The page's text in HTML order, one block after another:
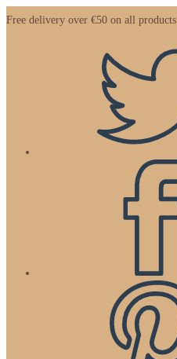
Inhalt
Free delivery over €50 on all products